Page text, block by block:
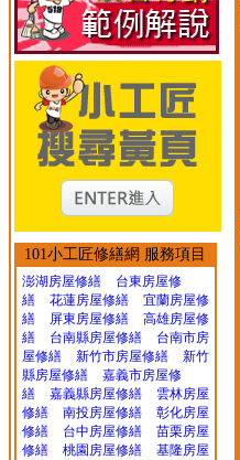
101小工匠修繕網 服務項目
澎湖房屋修繕
台東房屋修
繕
花蓮房屋修繕
宜蘭房屋修
繕
屏東房屋修繕
高雄房屋修
繕
台南縣房屋修繕
台南市房
屋修繕
新竹市房屋修繕
新竹
縣房屋修繕
嘉義市房屋修
繕
嘉義縣房屋修繕
雲林房屋
修繕
南投房屋修繕
彰化房屋
修繕
台中房屋修繕
苗栗房屋
修繕
桃園房屋修繕
基隆房屋